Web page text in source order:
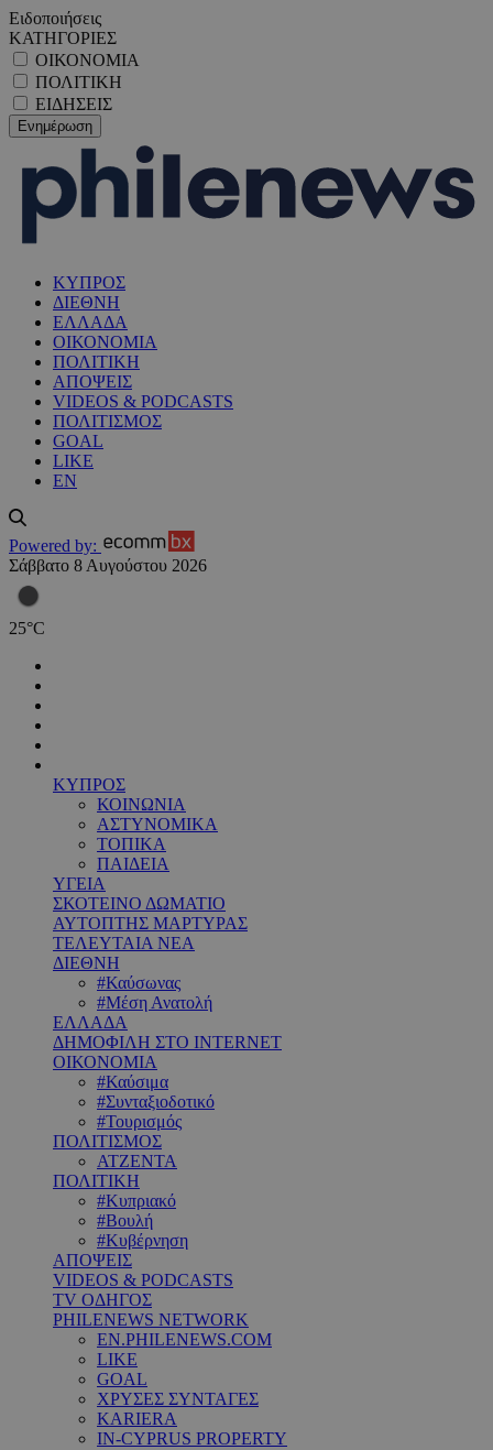
Ειδοποιήσεις
ΚΑΤΗΓΟΡΙΕΣ
ΟΙΚΟΝΟΜΙΑ
ΠΟΛΙΤΙΚΗ
ΕΙΔΗΣΕΙΣ
ΚΥΠΡΟΣ
ΔΙΕΘΝΗ
ΕΛΛΑΔΑ
ΟΙΚΟΝΟΜΙΑ
ΠΟΛΙΤΙΚΗ
ΑΠΟΨΕΙΣ
VIDEOS & PODCASTS
ΠΟΛΙΤΙΣΜΟΣ
GOAL
LIKE
EN
Powered by:
Σάββατο 8 Αυγούστου 2026
25°C
ΚΥΠΡΟΣ
ΚΟΙΝΩΝΙΑ
ΑΣΤΥΝΟΜΙΚΑ
ΤΟΠΙΚΑ
ΠΑΙΔΕΙΑ
ΥΓΕΙΑ
ΣΚΟΤΕΙΝΟ ΔΩΜΑΤΙΟ
ΑΥΤΟΠΤΗΣ ΜΑΡΤΥΡΑΣ
ΤΕΛΕΥΤΑΙΑ ΝΕΑ
ΔΙΕΘΝΗ
#Καύσωνας
#Μέση Ανατολή
ΕΛΛΑΔΑ
ΔΗΜΟΦΙΛΗ ΣΤΟ INTERNET
ΟΙΚΟΝΟΜΙΑ
#Καύσιμα
#Συνταξιοδοτικό
#Τουρισμός
ΠΟΛΙΤΙΣΜΟΣ
ΑΤΖΕΝΤΑ
ΠΟΛΙΤΙΚΗ
#Κυπριακό
#Βουλή
#Κυβέρνηση
ΑΠΟΨΕΙΣ
VIDEOS & PODCASTS
TV ΟΔΗΓΟΣ
PHILENEWS NETWORK
EN.PHILENEWS.COM
LIKE
GOAL
ΧΡΥΣΕΣ ΣΥΝΤΑΓΕΣ
KARIERA
IN-CYPRUS PROPERTY